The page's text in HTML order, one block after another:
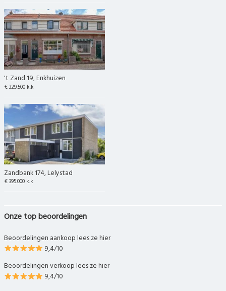
't Zand 19, Enkhuizen
€ 329.500 k.k
Zandbank 174, Lelystad
€ 395.000 k.k
Onze top beoordelingen
Beoordelingen aankoop lees ze hier
9,4/10
Beoordelingen verkoop lees ze hier
9,4/10